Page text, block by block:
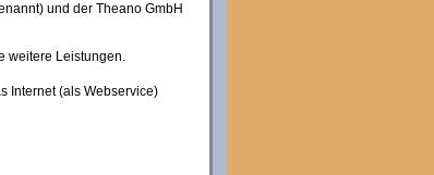
und der Theano GmbH
weitere Leistungen.
Internet (als Webservice)